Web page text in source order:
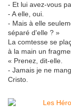
- Et lui avez-vous
- A elle, oui.
- Mais à elle
séparé d'elle ? »
La comtesse se
à la main un
« Prenez, dit-elle.
- Jamais je ne
Cristo.